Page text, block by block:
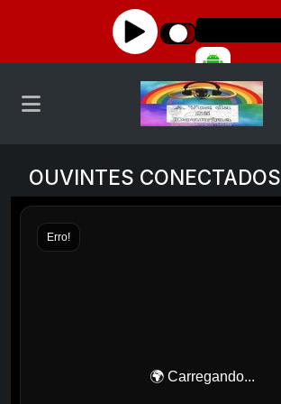
OUVINTES CONECTADOS